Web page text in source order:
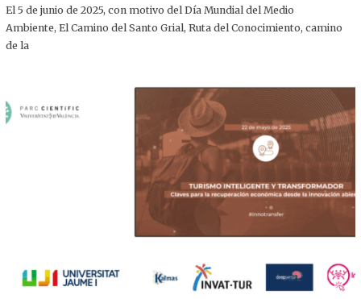
,
0
El 5 de junio de 2025, con motivo del Día Mundial del Medio
Ambiente, El Camino del Santo Grial, Ruta del Conocimiento, camino
de la